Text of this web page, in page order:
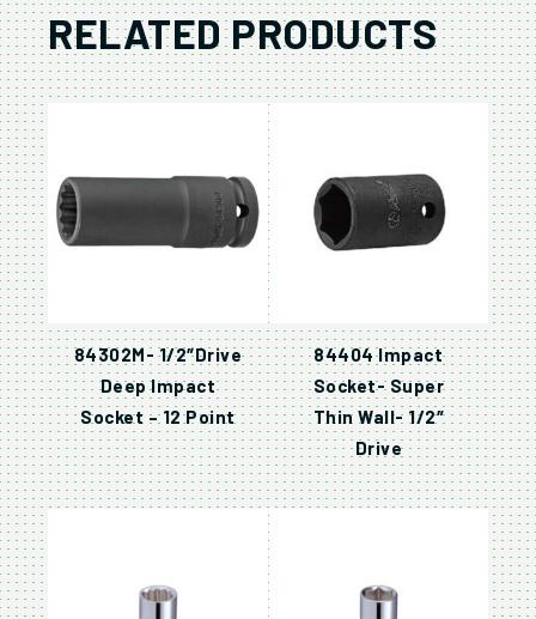
RELATED PRODUCTS
84302M- 1/2″Drive
Deep Impact
Socket – 12 Point
84404 Impact
Socket- Super
Thin Wall- 1/2″
Drive